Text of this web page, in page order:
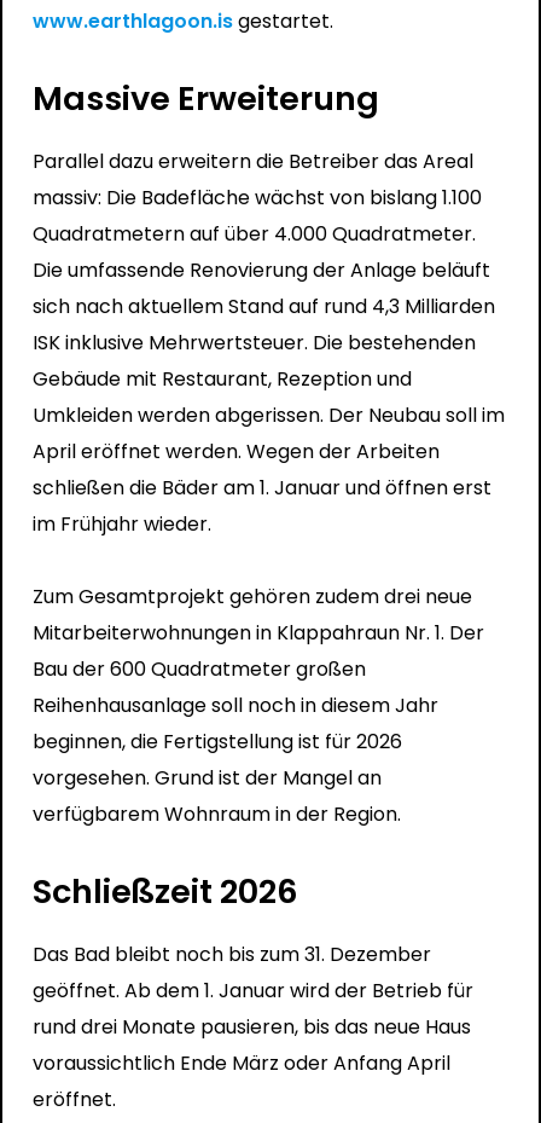
www.earthlagoon.isgestartet.
Massive Erweiterung
Parallel dazu erweitern die Betreiber das Areal
massiv: Die Badefläche wächst von bislang 1.100
Quadratmetern auf über 4.000 Quadratmeter.
Die umfassende Renovierung der Anlage beläuft
sich nach aktuellem Stand auf rund 4,3 Milliarden
ISK inklusive Mehrwertsteuer. Die bestehenden
Gebäude mit Restaurant, Rezeption und
Umkleiden werden abgerissen. Der Neubau soll im
April eröffnet werden. Wegen der Arbeiten
schließen die Bäder am 1. Januar und öffnen erst
im Frühjahr wieder.
Zum Gesamtprojekt gehören zudem drei neue
Mitarbeiterwohnungen in Klappahraun Nr. 1. Der
Bau der 600 Quadratmeter großen
Reihenhausanlage soll noch in diesem Jahr
beginnen, die Fertigstellung ist für 2026
vorgesehen. Grund ist der Mangel an
verfügbarem Wohnraum in der Region.
Schließzeit 2026
Das Bad bleibt noch bis zum 31. Dezember
geöffnet. Ab dem 1. Januar wird der Betrieb für
rund drei Monate pausieren, bis das neue Haus
voraussichtlich Ende März oder Anfang April
eröffnet.